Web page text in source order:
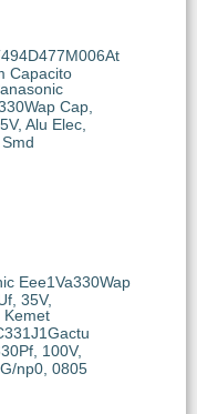
Capacito
Eee1Va330Wap
35V,